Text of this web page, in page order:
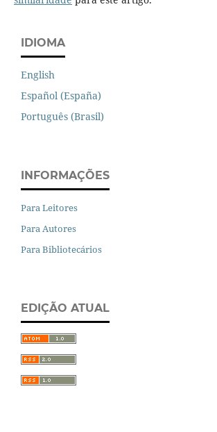
IDIOMA
English
Español (España)
Português (Brasil)
INFORMAÇÕES
Para Leitores
Para Autores
Para Bibliotecários
EDIÇÃO ATUAL